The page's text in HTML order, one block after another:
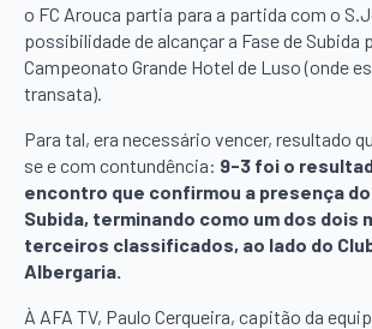
o FC Arouca partia para a partida com o
possibilidade de alcançar a Fase de Subida
Campeonato Grande Hotel de Luso (onde
transata).
Para tal, era necessário vencer, resultado
se e com contundência: 9-3 foi o
encontro que confirmou a presença do
Subida, terminando como um dos dois
terceiros classificados, ao lado do
Albergaria.
À AFA TV, Paulo Cerqueira, capitão da